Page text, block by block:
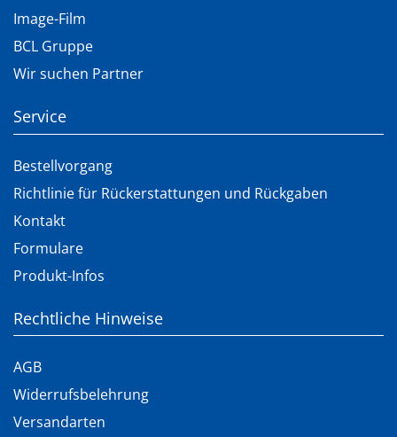
Image-Film
BCL Gruppe
Wir suchen Partner
Service
Bestellvorgang
Richtlinie für Rückerstattungen und Rückgaben
Kontakt
Formulare
Produkt-Infos
Rechtliche Hinweise
AGB
Widerrufsbelehrung
Versandarten